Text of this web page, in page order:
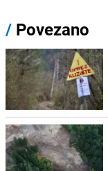
/ Povezano